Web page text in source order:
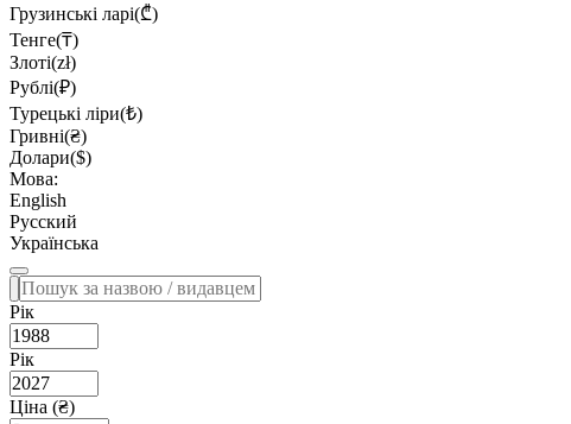
Грузинські ларі(₾)
Тенге(₸)
Злоті(zł)
Рублі(₽)
Турецькі ліри(₺)
Гривні(₴)
Долари($)
Мова:
English
Русский
Українська
Рік
Рік
Ціна (₴)